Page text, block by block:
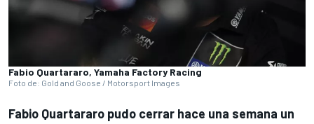
Fabio Quartararo, Yamaha Factory Racing
Foto de: Gold and Goose / Motorsport Images
Fabio Quartararo pudo cerrar hace una semana un